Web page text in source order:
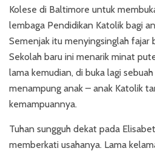
Kolese di Baltimore untuk
lembaga Pendidikan Katolik bagi
Semenjak itu menyingsinglah fajar
Sekolah baru ini menarik minat
lama kemudian, di buka lagi
menampung anak – anak Katolik
kemampuannya.
Tuhan sungguh dekat pada
memberkati usahanya. Lama